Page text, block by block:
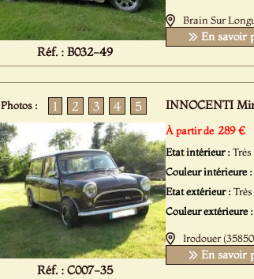
Réf. : B032-49
Brain Sur
En savoir
Photos : 1 2 3 4 5
Réf. : C007-35
INNOCENTI
À partir de 289 €
Etat intérieur : Très
Couleur intérieure :
Etat extérieur :
Couleur extérieure :
Irodouer
En savoir